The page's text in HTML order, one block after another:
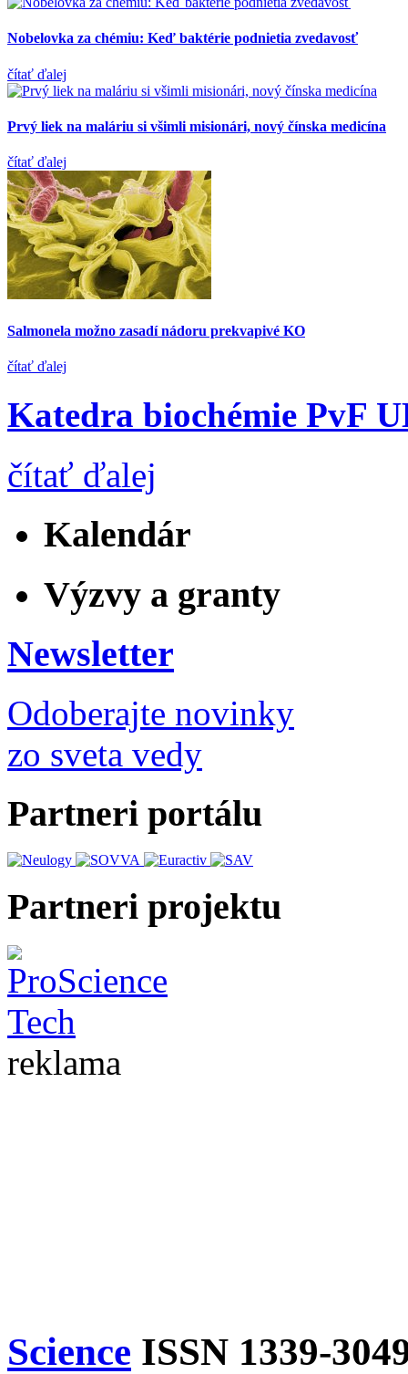
Nobelovka za chémiu: Keď baktérie podnietia zvedavosť
čítať ďalej
Prvý liek na maláriu si všimli misionári, nový čínska medicína
čítať ďalej
Salmonela možno zasadí nádoru prekvapivé KO
čítať ďalej
Katedra biochémie PvF
čítať ďalej
Kalendár
Výzvy a granty
Newsletter
Odoberajte novinky
zo sveta vedy
Partneri portálu
Partneri projektu
reklama
Science ISSN 1339-